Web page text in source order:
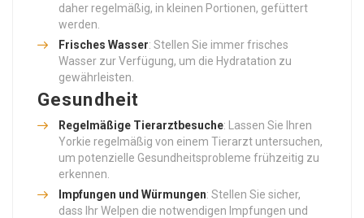
daher regelmäßig, in kleinen Portionen, gefüttert
werden.
Frisches Wasser: Stellen Sie immer frisches
Wasser zur Verfügung, um die Hydratation zu
gewährleisten.
Gesundheit
Regelmäßige Tierarztbesuche: Lassen Sie Ihren
Yorkie regelmäßig von einem Tierarzt untersuchen,
um potenzielle Gesundheitsprobleme frühzeitig zu
erkennen.
Impfungen und Würmungen: Stellen Sie sicher,
dass Ihr Welpen die notwendigen Impfungen und